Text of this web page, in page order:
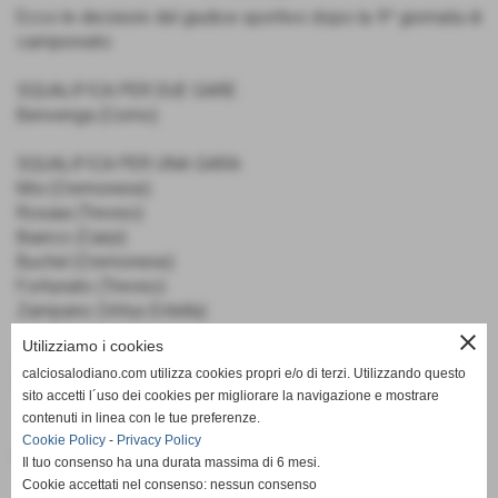
Ecco le decisioni del giudice sportivo dopo la 9^ giornata di
campionato:
Benvenga (Como)
Moi (Cremonese)
Rosaia (Treviso)
Bianco (Carpi)
Buchel (Cremonese)
Fortunato (Treviso)
Zampano (Virtus Entella)
€ 1.500.00 CREMONESE
Fonte:Calcio Salodiano
close
Utilizziamo i cookies
calciosalodiano.com utilizza cookies propri e/o di terzi. Utilizzando questo
sito accetti l´uso dei cookies per migliorare la navigazione e mostrare
contenuti in linea con le tue preferenze.
Cookie Policy - Privacy Policy
Il tuo consenso ha una durata massima di 6 mesi.
Cookie accettati nel consenso: nessun consenso